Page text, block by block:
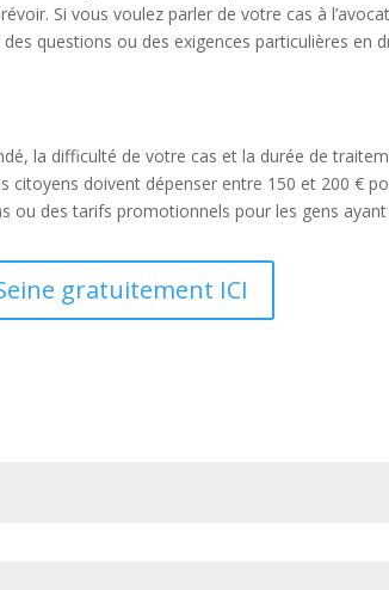
Si vous voulez parler de votre cas à
questions ou des exigences particulières en
la difficulté de votre cas et la durée de
citoyens doivent dépenser entre 150 et 200 €
ou des tarifs promotionnels pour les gens
gratuitement ICI